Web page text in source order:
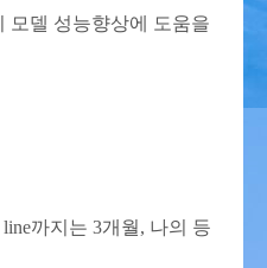
모델 성능향상에 도움을
까지는 3개월, 나의 등